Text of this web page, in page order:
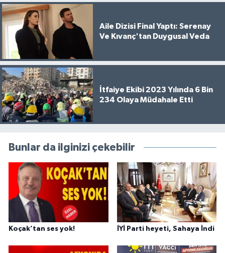
Aile Dizisi Final Yaptı: Serenay
Ve Kıvanç'tan Duygusal Veda
İtfaiye Ekibi 2023 Yılında 6 Bin
234 Olaya Müdahale Etti
Bunlar da ilginizi çekebilir
Koçak’tan ses yok! İYİ Parti heyeti, Sahaya İndi